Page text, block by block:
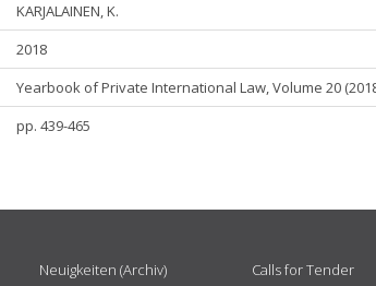
KARJALAINEN, K.
2018
Yearbook of Private International Law, Volume 20
pp. 439-465
Neuigkeiten (Archiv)
Calls for Tender